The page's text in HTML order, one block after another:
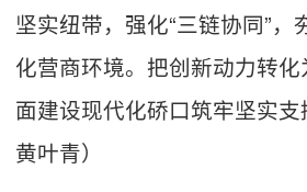
坚实纽带，强化“三链协同”，
化营商环境。把创新动力转
面建设现代化硚口筑牢坚实
黄叶青）